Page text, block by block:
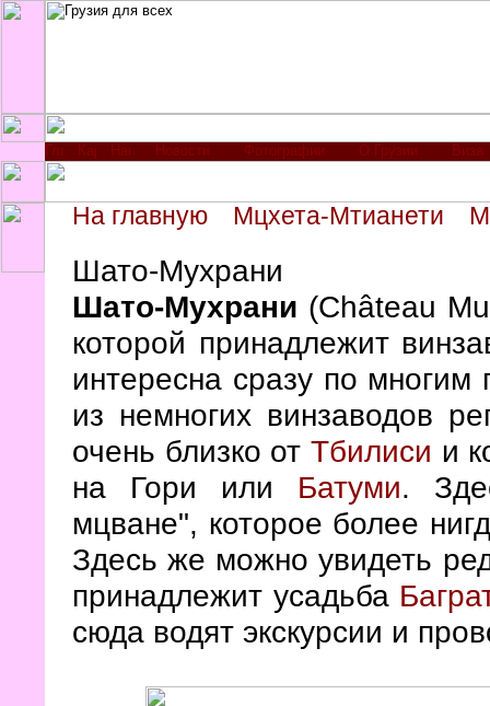
Новости Фотографии О Грузии Виза
На главную Мцхета-Мтианети
Шато-Мухрани
Шато-Мухрани (Château
которой принадлежит
интересна сразу по
из немногих винзаводов
очень близко от Тбилиси и
на Гори или Батуми.
мцване", которое более
Здесь же можно увидеть
принадлежит усадьба
сюда водят экскурсии и